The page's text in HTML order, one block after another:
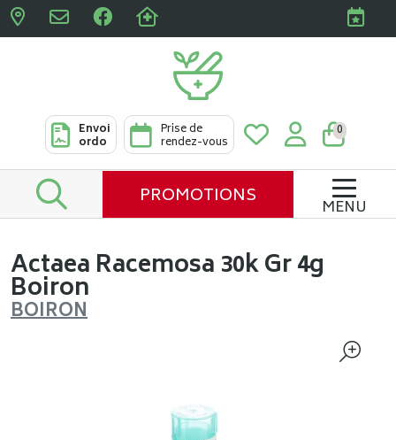
Pharmacies Clabots &
Envoi
ordo
Prise de
rendez-vous
0
PROMOTIONS MENU
Actaea Racemosa 30k Gr 4g
Boiron
BOIRON